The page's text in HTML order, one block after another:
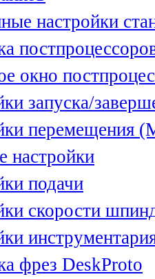
настройки
окно
запуска/
перемещения
настройки
подачи
скорости
фрез DeskProto